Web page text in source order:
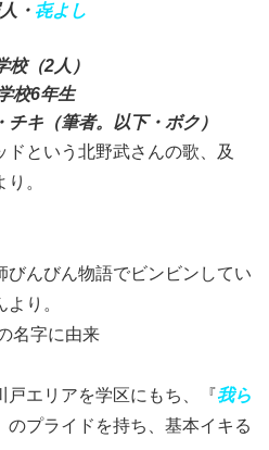
・ 㐂よし
校（2人）
校6年生
キ（筆者。以下・ボク）
ドという北野武さんの歌、及
。
びんびん物語でビンビンしてい
り。
名字に由来
戸エリアを学区にもち、『我ら
のプライドを持ち、基本イキる